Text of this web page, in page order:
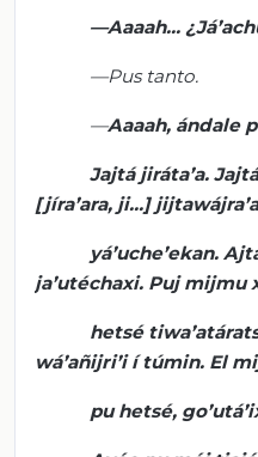
—Aaaah... ¿
—Pus tanto.
—Aaaah, ándale
Jajtá jiráta’a. Jajtá
[jíra’ara, ji...] jijtawájra’a
yá’uche’ekan.
ja’utéchaxi. Puj mijmu
hetsé
wá’añijri’ií túmin. El
pu hetsé,